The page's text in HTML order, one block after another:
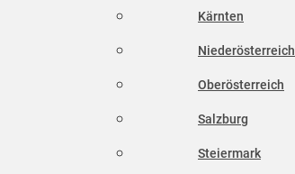
Kärnten
Niederösterreich
Oberösterreich
Salzburg
Steiermark